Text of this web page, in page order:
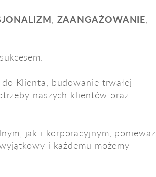
ZAANGAŻOWANIE
Klienta, budowanie trwałej
naszych klientów oraz
jak i korporacyjnym, ponieważ
i każdemu możemy